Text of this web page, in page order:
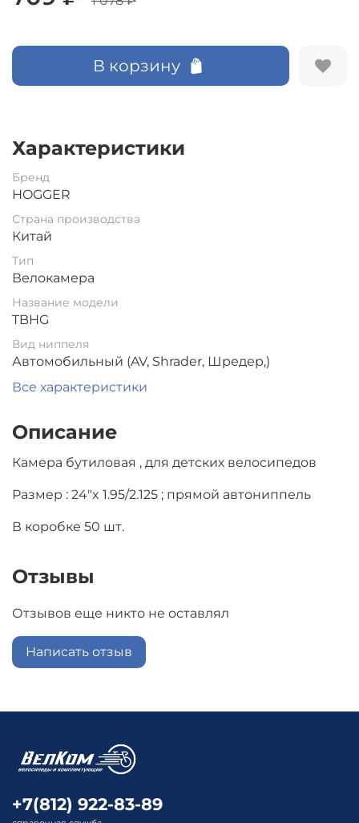
В корзину
Характеристики
Бренд
HOGGER
Страна производства
Китай
Тип
Велокамера
Название модели
TBHG
Вид ниппеля
Автомобильный (AV, Shrader, Шредер,)
Все характеристики
Описание
Камера бутиловая , для детских велосипедов
Размер : 24"x 1.95/2.125 ; прямой автониппель
В коробке 50 шт.
Отзывы
Отзывов еще никто не оставлял
Написать отзыв
+7(812) 922-83-89